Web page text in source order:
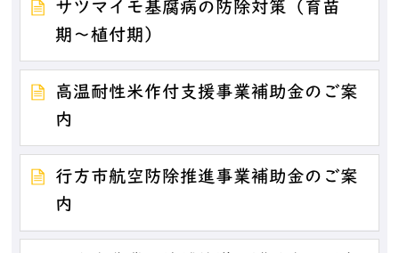
サツマイモ基腐病の防除対策（育苗
期〜植付期）
高温耐性米作付支援事業補助金のご案
内
行方市航空防除推進事業補助金のご案
内